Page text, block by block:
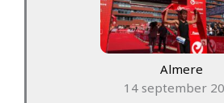
Almere
14 september